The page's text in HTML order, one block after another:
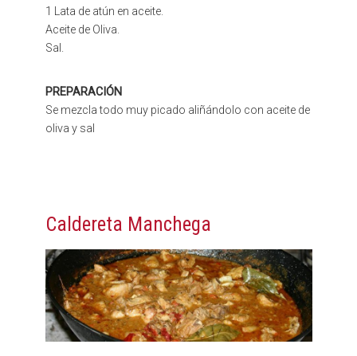
1 Lata de atún en aceite.
Aceite de Oliva.
Sal.
PREPARACIÓN
Se mezcla todo muy picado aliñándolo con aceite de
oliva y sal
Caldereta Manchega